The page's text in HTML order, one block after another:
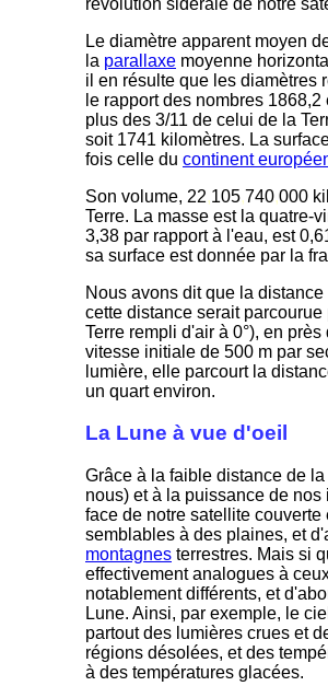
Le diamètre apparent moyen
la parallaxe moyenne
il en résulte que les diamètres
le rapport des nombres
plus des 3/11 de celui de la
soit 1741 kilomètres. La
fois celle du continent
Son volume, 22,105,740,000
Terre. La masse est la quatre-
3,38 par rapport à l'eau, est
sa surface est donnée par la
Nous avons dit que la
cette distance serait
Terre rempli d'air à 0°), en
vitesse initiale de 500 m par
lumière, elle parcourt la
un quart environ.
La Lune à vue d'oeil
Grâce à la faible distance de la
nous) et à la puissance de
face de notre satellite
semblables à des plaines, et
montagnes terrestres. Mais si
effectivement analogues à
notablement différents, et
Lune. Ainsi, par exemple, le
partout des lumières crues et
régions désolées, et des
à des températures glacées.